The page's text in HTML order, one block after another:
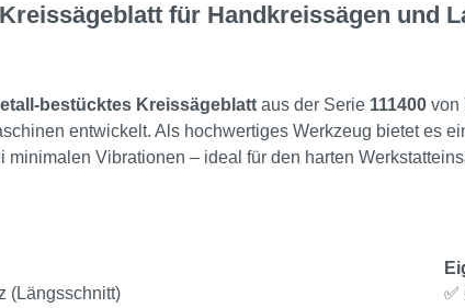
für Handkreissägen und
bestücktes Kreissägeblatt aus der Serie 111400 von
entwickelt. Als hochwertiges Werkzeug bietet es
Vibrationen – ideal für den harten
(Längsschnitt)
✅